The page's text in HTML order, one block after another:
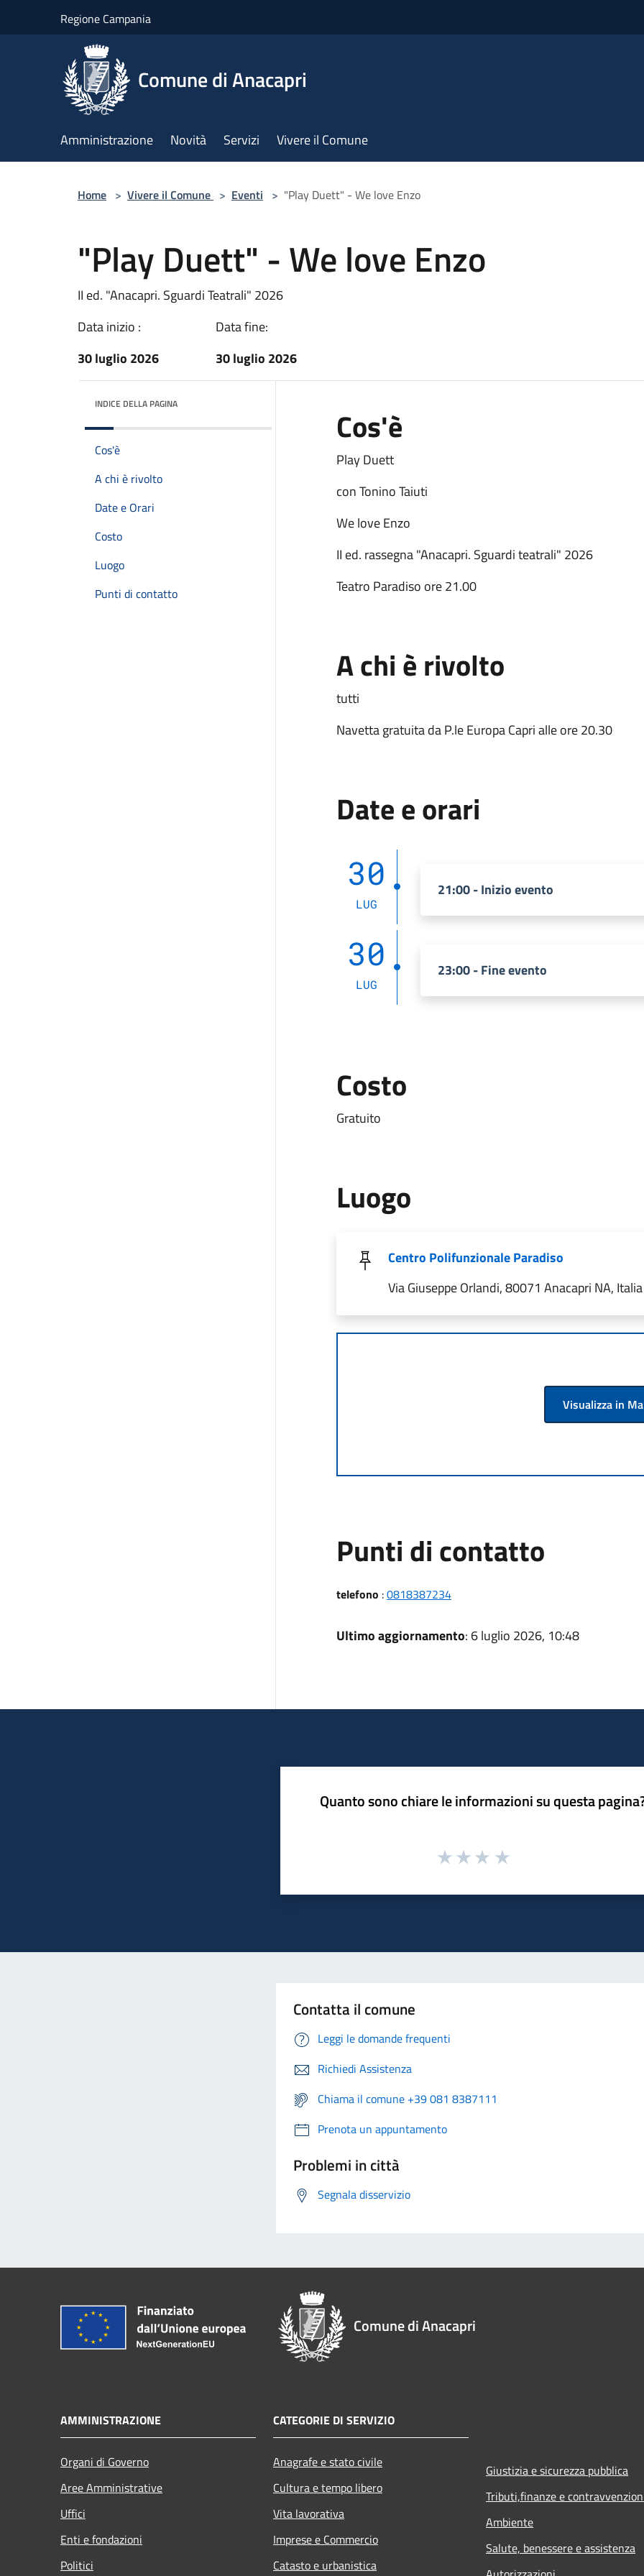
Regione Campania
Comune di Anacapri
Amministrazione Novità Servizi Vivere il Comune
Home > Vivere il Comune > Eventi > "Play Duett" - We love Enzo
"Play Duett" - We love Enzo
II ed. "Anacapri. Sguardi Teatrali" 2026
Data inizio :
30 luglio 2026
Data fine:
30 luglio 2026
INDICE DELLA PAGINA
Cos'è
A chi è rivolto
Date e Orari
Costo
Luogo
Punti di contatto
Cos'è
Play Duett
con Tonino Taiuti
We love Enzo
II ed. rassegna "Anacapri. Sguardi teatrali" 2026
Teatro Paradiso ore 21.00
A chi è rivolto
tutti
Navetta gratuita da P.le Europa Capri alle ore 20.30
Date e orari
30
LUG
21:00 - Inizio evento
30
LUG
23:00 - Fine evento
Costo
Gratuito
Luogo
Centro Polifunzionale Paradiso
Via Giuseppe Orlandi, 80071 Anacapri NA, Italia
Visualizza in
Punti di contatto
telefono :0818387234
Ultimo aggiornamento: 6 luglio 2026, 10:48
Quanto sono chiare le informazioni su questa
Contatta il comune
Leggi le domande frequenti
Richiedi Assistenza
Chiama il comune +39 081 8387111
Prenota un appuntamento
Problemi in città
Segnala disservizio
Comune di Anacapri
AMMINISTRAZIONE
Organi di Governo
Aree Amministrative
Uffici
Enti e fondazioni
Politici
CATEGORIE DI SERVIZIO
Anagrafe e stato civile
Cultura e tempo libero
Vita lavorativa
Imprese e Commercio
Catasto e urbanistica
Giustizia e sicurezza pubblica
Tributi,finanze e
Ambiente
Salute, benessere e assistenza